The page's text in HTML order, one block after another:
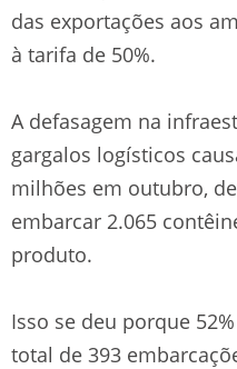
das exportações aos
à tarifa de 50%.
A defasagem na
gargalos logísticos
milhões em outubro,
embarcar 2.065
produto.
Isso se deu porque
total de 393